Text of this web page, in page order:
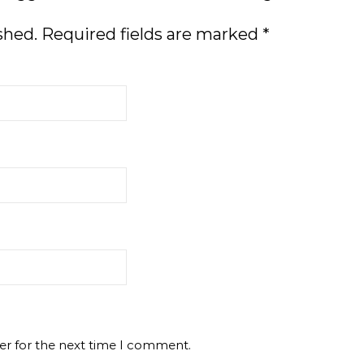
Required fields are marked *
for the next time I comment.